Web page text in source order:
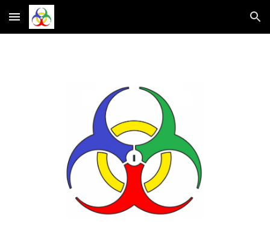
Skip to main content Skip to navigation